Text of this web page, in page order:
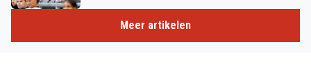
Meer artikelen